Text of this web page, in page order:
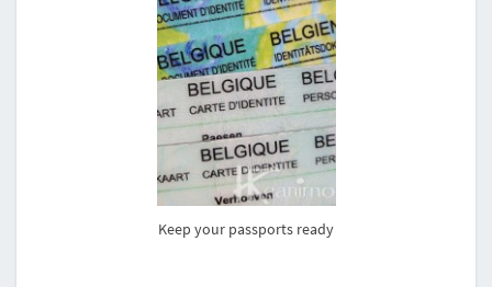
Keep your passports ready